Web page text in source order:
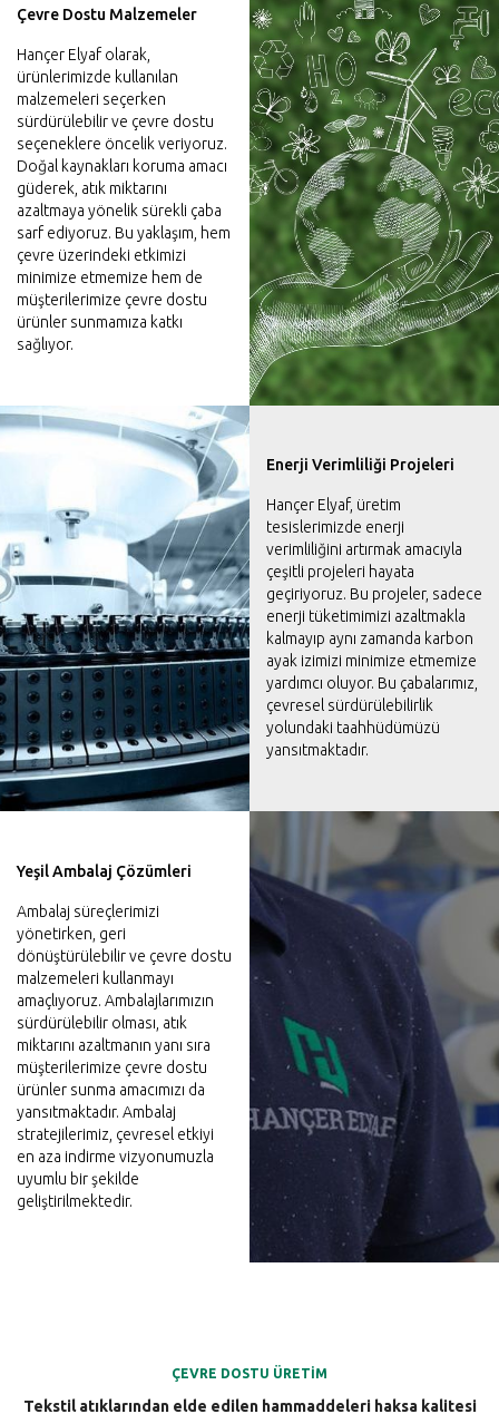
Çevre Dostu Malzemeler
Hançer Elyaf olarak,
ürünlerimizde kullanılan
malzemeleri seçerken
sürdürülebilir ve çevre dostu
seçeneklere öncelik veriyoruz.
Doğal kaynakları koruma amacı
güderek, atık miktarını
azaltmaya yönelik sürekli çaba
sarf ediyoruz. Bu yaklaşım, hem
çevre üzerindeki etkimizi
minimize etmemize hem de
müşterilerimize çevre dostu
ürünler sunmamıza katkı
sağlıyor.
Enerji Verimliliği Projeleri
Hançer Elyaf, üretim
tesislerimizde enerji
verimliliğini artırmak amacıyla
çeşitli projeleri hayata
geçiriyoruz. Bu projeler, sadece
enerji tüketimimizi azaltmakla
kalmayıp aynı zamanda karbon
ayak izimizi minimize etmemize
yardımcı oluyor. Bu çabalarımız,
çevresel sürdürülebilirlik
yolundaki taahhüdümüzü
yansıtmaktadır.
Yeşil Ambalaj Çözümleri
Ambalaj süreçlerimizi
yönetirken, geri
dönüştürülebilir ve çevre dostu
malzemeleri kullanmayı
amaçlıyoruz. Ambalajlarımızın
sürdürülebilir olması, atık
miktarını azaltmanın yanı sıra
müşterilerimize çevre dostu
ürünler sunma amacımızı da
yansıtmaktadır. Ambalaj
stratejilerimiz, çevresel etkiyi
en aza indirme vizyonumuzla
uyumlu bir şekilde
geliştirilmektedir.
ÇEVRE DOSTU ÜRETIM
Tekstil atıklarından elde edilen hammaddeleri haksa kalitesi